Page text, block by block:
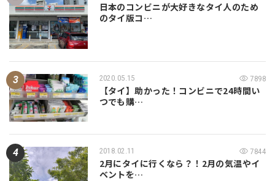
日本のコンビニが大好きなタイ人のため
のタイ版コ…
2020.05.15 7898
【タイ】助かった！コンビニで24時間い
つでも購…
2018.02.11 7844
2月にタイに行くなら？！2月の気温やイ
ベントを…